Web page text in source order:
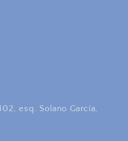
esq. Solano García,